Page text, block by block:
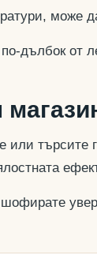
може
дълбок от
търсите